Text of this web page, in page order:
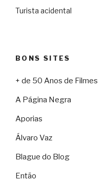
Turista acidental
BONS SITES
+ de 50 Anos de Filmes
A Página Negra
Aporias
Álvaro Vaz
Blague do Blog
Então